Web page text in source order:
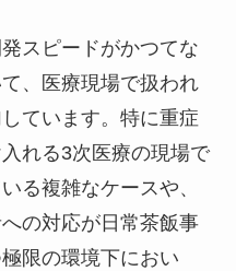
スピードがかつてな
、医療現場で扱われ
ています。特に重症
れる3次医療の現場で
る複雑なケースや、
の対応が日常茶飯事
限の環境下におい